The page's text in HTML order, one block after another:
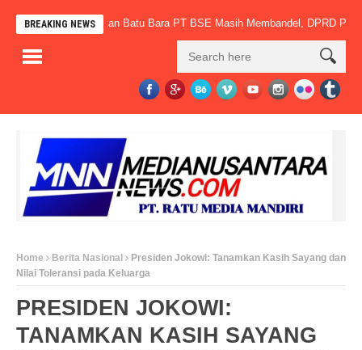
BREAKING NEWS
Angkutan Batu Bara PT BSE Masih Membandel, DPRD PALI
Home Berita Nasional
Presiden Jokowi: Tanamkan Kasih Sayang dan
Nilai Toleransi pada Keluarga
PRESIDEN JOKOWI:
TANAMKAN KASIH SAYANG